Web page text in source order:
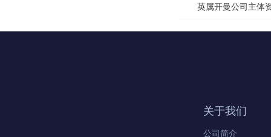
英属开曼公司主体
关于我们
公司简介